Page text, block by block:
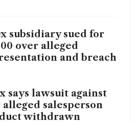
subsidiary sued for
over alleged
and breach
says lawsuit against
salesperson
withdrawn